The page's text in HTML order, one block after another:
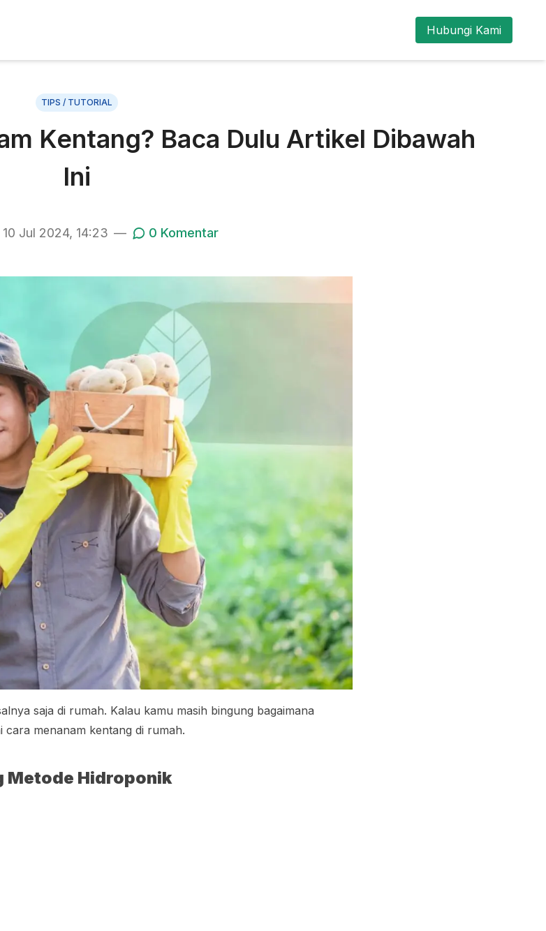
Hubungi Kami
TIPS / TUTORIAL
Kentang? Baca Dulu Artikel Dibawah
Ini
10 Jul 2024, 14:23 — 0 Komentar
saja di rumah. Kalau kamu masih bingung bagaimana
cara menanam kentang di rumah.
Metode Hidroponik